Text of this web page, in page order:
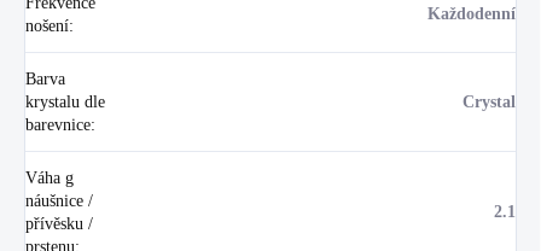
nošení:
Každodenní
Barva
krystalu dle
barevnice:
Crystal
Váha g
náušnice /
přívěsku /
prstenu:
2.1